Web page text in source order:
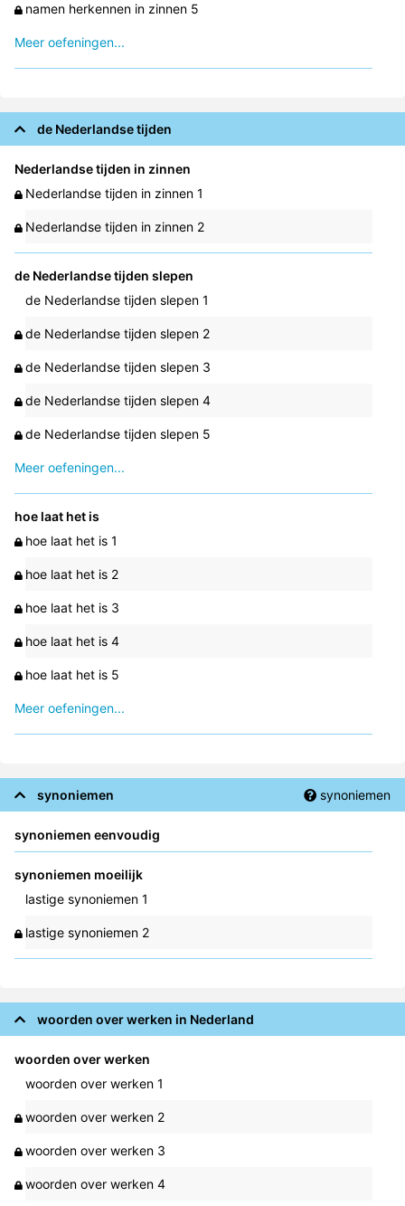
namen herkennen in zinnen 5
Meer oefeningen...
de Nederlandse tijden
Nederlandse tijden in zinnen
Nederlandse tijden in zinnen 1
Nederlandse tijden in zinnen 2
de Nederlandse tijden slepen
de Nederlandse tijden slepen 1
de Nederlandse tijden slepen 2
de Nederlandse tijden slepen 3
de Nederlandse tijden slepen 4
de Nederlandse tijden slepen 5
Meer oefeningen...
hoe laat het is
hoe laat het is 1
hoe laat het is 2
hoe laat het is 3
hoe laat het is 4
hoe laat het is 5
Meer oefeningen...
synoniemen synoniemen
synoniemen eenvoudig
synoniemen moeilijk
lastige synoniemen 1
lastige synoniemen 2
woorden over werken in Nederland
woorden over werken
woorden over werken 1
woorden over werken 2
woorden over werken 3
woorden over werken 4